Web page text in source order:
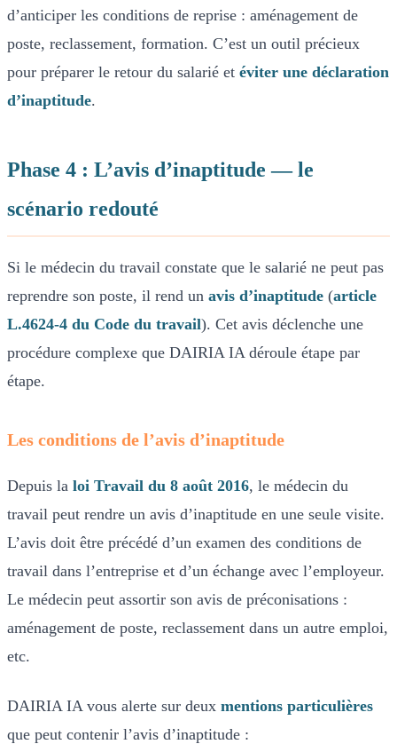
d’anticiper les conditions de reprise : aménagement de
poste, reclassement, formation. C’est un outil précieux
pour préparer le retour du salarié et éviter une déclaration
d’inaptitude.
Phase 4 : L’avis d’inaptitude — le
scénario redouté
Si le médecin du travail constate que le salarié ne peut pas
reprendre son poste, il rend un avis d’inaptitude (article
L.4624-4 du Code du travail). Cet avis déclenche une
procédure complexe que DAIRIA IA déroule étape par
étape.
Les conditions de l’avis d’inaptitude
Depuis la loi Travail du 8 août 2016, le médecin du
travail peut rendre un avis d’inaptitude en une seule visite.
L’avis doit être précédé d’un examen des conditions de
travail dans l’entreprise et d’un échange avec l’employeur.
Le médecin peut assortir son avis de préconisations :
aménagement de poste, reclassement dans un autre emploi,
etc.
DAIRIA IA vous alerte sur deux mentions particulières
que peut contenir l’avis d’inaptitude :